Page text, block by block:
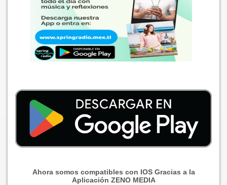
Ahora somos compatibles con IOS Gracias a la
Aplicación ZENO MEDIA